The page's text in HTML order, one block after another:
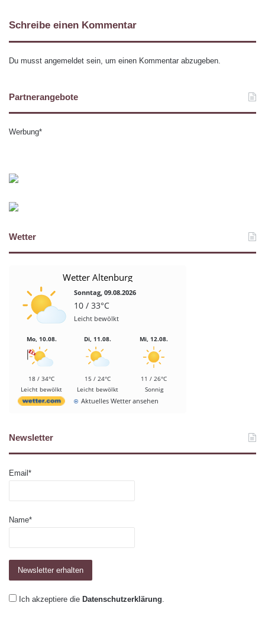
Schreibe einen Kommentar
Du musst angemeldet sein, um einen Kommentar abzugeben.
Partnerangebote
Werbung*
Wetter
Wetter Altenburg
Sonntag, 09.08.2026
10 / 33°C
Leicht bewölkt
Mo, 10.08.
18 / 34°C
Leicht bewölkt
Di, 11.08.
15 / 24°C
Leicht bewölkt
Mi, 12.08.
11 / 26°C
Sonnig
Aktuelles Wetter ansehen
Newsletter
Email*
Name*
Ich akzeptiere die Datenschutzerklärung.